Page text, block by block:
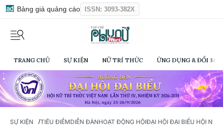
Bảng giá quảng cáo ISSN: 3093-382X
TRANG CHỦ SỰ KIỆN NỮ TRÍ THỨC ỨNG DỤNG & ĐỔI
SỰ KIỆN /TIÊU ĐIỂMDIỄN ĐÀNHOẠT ĐỘNG HỘIĐẠI HỘI ĐẠI BIỂU HỘI NỮ